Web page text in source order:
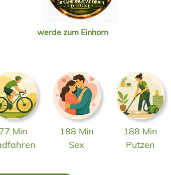
werde zum Einhorn
77 Min
188 Min
Sex
188 Min
Putzen